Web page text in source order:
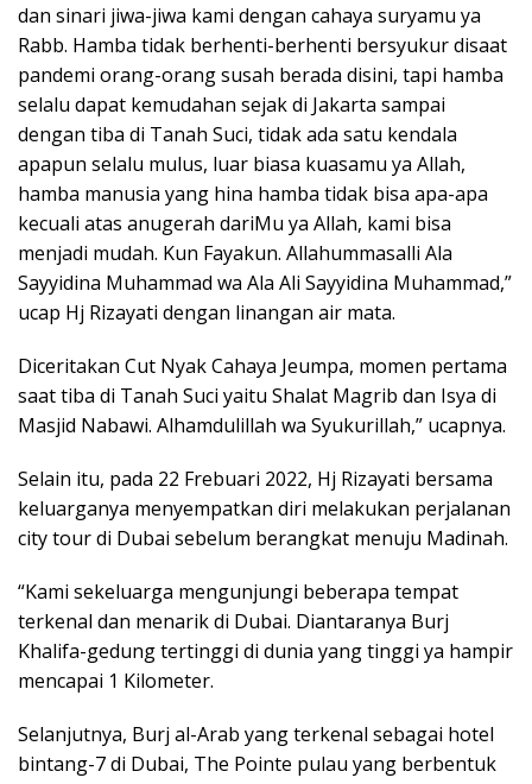
dan sinari jiwa-jiwa kami dengan cahaya suryamu ya
Rabb. Hamba tidak berhenti-berhenti bersyukur disaat
pandemi orang-orang susah berada disini, tapi hamba
selalu dapat kemudahan sejak di Jakarta sampai
dengan tiba di Tanah Suci, tidak ada satu kendala
apapun selalu mulus, luar biasa kuasamu ya Allah,
hamba manusia yang hina hamba tidak bisa apa-apa
kecuali atas anugerah dariMu ya Allah, kami bisa
menjadi mudah. Kun Fayakun. Allahummasalli Ala
Sayyidina Muhammad wa Ala Ali Sayyidina Muhammad,”
ucap Hj Rizayati dengan linangan air mata.
Diceritakan Cut Nyak Cahaya Jeumpa, momen pertama
saat tiba di Tanah Suci yaitu Shalat Magrib dan Isya di
Masjid Nabawi. Alhamdulillah wa Syukurillah,” ucapnya.
Selain itu, pada 22 Frebuari 2022, Hj Rizayati bersama
keluarganya menyempatkan diri melakukan perjalanan
city tour di Dubai sebelum berangkat menuju Madinah.
“Kami sekeluarga mengunjungi beberapa tempat
terkenal dan menarik di Dubai. Diantaranya Burj
Khalifa-gedung tertinggi di dunia yang tinggi ya hampir
mencapai 1 Kilometer.
Selanjutnya, Burj al-Arab yang terkenal sebagai hotel
bintang-7 di Dubai, The Pointe pulau yang berbentuk